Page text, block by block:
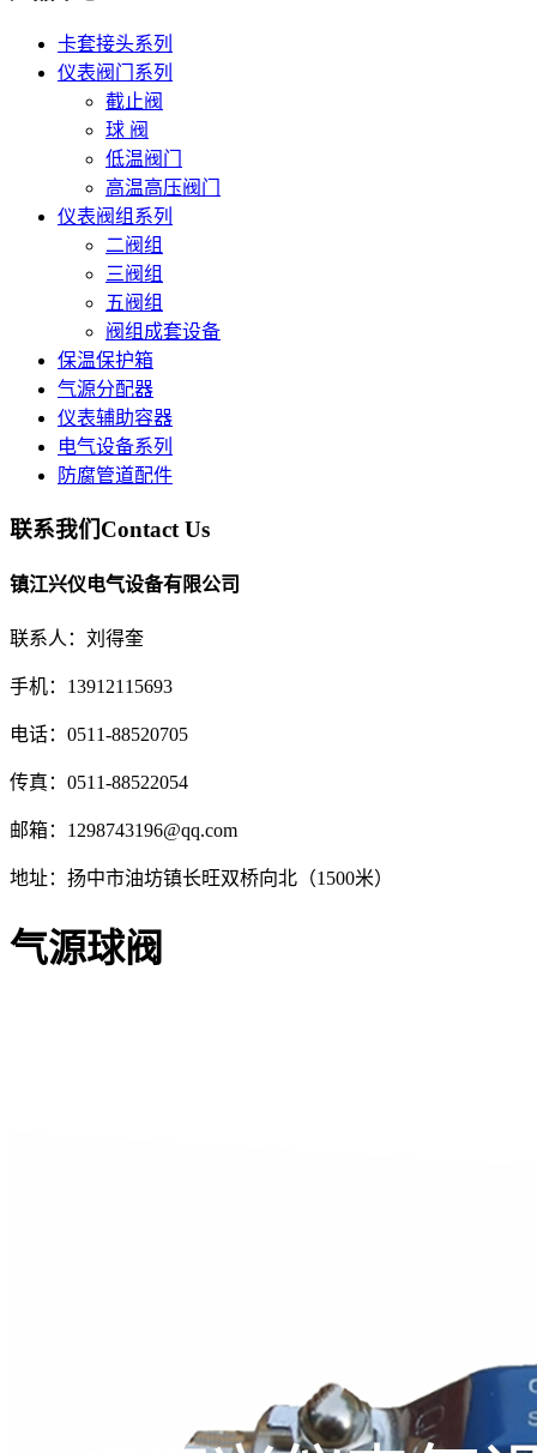
卡套接头系列
仪表阀门系列
截止阀
球 阀
低温阀门
高温高压阀门
仪表阀组系列
二阀组
三阀组
五阀组
阀组成套设备
保温保护箱
气源分配器
仪表辅助容器
电气设备系列
防腐管道配件
联系我们Contact Us
镇江兴仪电气设备有限公司
联系人：刘得奎
手机：13912115693
电话：0511-88520705
传真：0511-88522054
邮箱：1298743196@qq.com
地址：扬中市油坊镇长旺双桥向北（1500米）
气源球阀